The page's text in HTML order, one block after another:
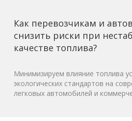
Как перевозчикам и
снизить риски при
качестве топлива?
Минимизируем влияние топлива
экологических стандартов на
легковых автомобилей и